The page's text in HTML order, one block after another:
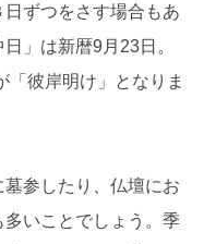
ずつをさす場合もあ
」は新暦9月23日。
「彼岸明け」となりま
参したり、仏壇にお
いことでしょう。季